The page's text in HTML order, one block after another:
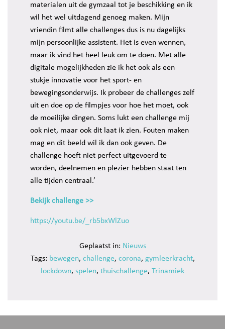
materialen uit de gymzaal tot je beschikking en ik
wil het wel uitdagend genoeg maken. Mijn
vriendin filmt alle challenges dus is nu dagelijks
mijn persoonlijke assistent. Het is even wennen,
maar ik vind het heel leuk om te doen. Met alle
digitale mogelijkheden zie ik het ook als een
stukje innovatie voor het sport- en
bewegingsonderwijs. Ik probeer de challenges zelf
uit en doe op de filmpjes voor hoe het moet, ook
de moeilijke dingen. Soms lukt een challenge mij
ook niet, maar ook dit laat ik zien. Fouten maken
mag en dit beeld wil ik dan ook geven. De
challenge hoeft niet perfect uitgevoerd te
worden, deelnemen en plezier hebben staat ten
alle tijden centraal.’
Bekijk challenge >>
https://youtu.be/_rb5bxWlZuo
Geplaatst in: Nieuws
Tags: bewegen, challenge, corona, gymleerkracht,
lockdown, spelen, thuischallenge, Trinamiek